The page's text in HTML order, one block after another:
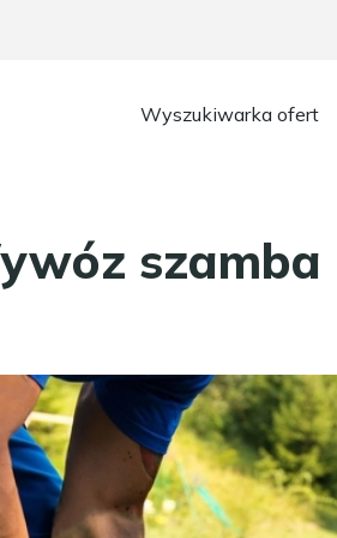
Wyszukiwarka ofert
szamba